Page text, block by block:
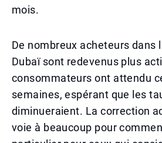
mois.
De nombreux acheteurs dans
Dubaï sont redevenus plus
consommateurs ont attendu
semaines, espérant que les
diminueraient. La correction
voie à beaucoup pour